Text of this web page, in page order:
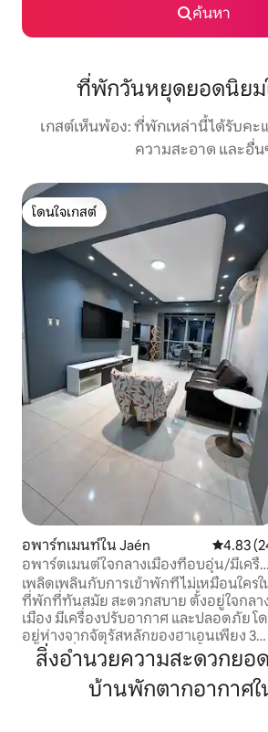
ค้นหา
ที่พักวันหยุดยอดนิยม
เกสต์เห็นพ้อง: ที่พักเหล่านี้ได้รับคะ
ความสะอาด และอื่น
โดนใจเกสต์
โดนใจเกสต์
อพาร์ทเมนท์ใน Jaén คะแนนเฉ
4.83
อพาร์ตเมนต์ใจกลางเมืองที่อบอุ่น/มีเครื่อง
ปรับอากาศ
เพลิดเพลินกับการเข้าพักที่ไม่เหมือนใครใ
ที่พักที่ทันสมัย สะดวกสบาย ตั้งอยู่ใจกลา
เมือง มีเครื่องปรับอากาศ และปลอดภัย โ
อยู่ห่างจากจัตุรัสหลักของฮาเอนเพียง 3
ช่วงตึก ที่พักอยู่ใกล้ทุกอย่าง ทั้งร้านอาห
ธนาคาร และซูเปอร์มาร์เก็ตที่สะดวกสบาย
และเหมาะอย่างยิ่งสำหรับการเดินทางเพื่
สิ่งอำนวยความสะดวกยอ
บ้านพักตากอากาศใ